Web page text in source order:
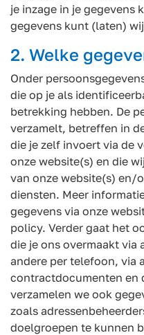
je inzage in je gegevens
gegevens kunt (laten)
2. Welke
Onder
die op je als
betrekking hebben. De
verzamelt, betreffen in
die je zelf invoert via de
onze website(s) en die
van onze website(s)
diensten. Meer
gegevens via onze
policy. Verder gaat het
die je ons overmaakt via
andere per telefoon, via
contractdocumenten en
verzamelen we ook
zoals
doelgroepen te kunnen